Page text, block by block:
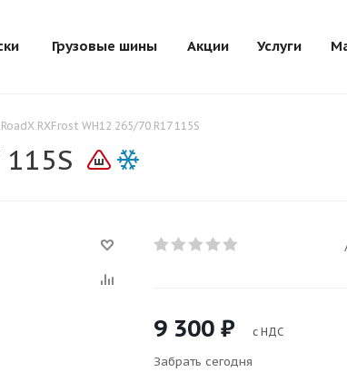
Грузовые шины Акции Услуги
RoadX RXFrost WH12 265/70 R17 115S
9 300 ₽ с НДС
Забрать сегодня